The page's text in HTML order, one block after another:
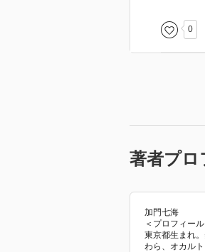
0
著者プロ
加門七海
＜プロフィール
東京都生まれ
わら、オカル